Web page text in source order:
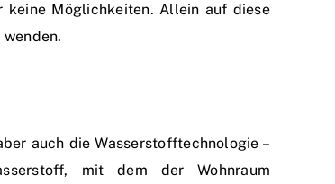
keine Möglichkeiten. Allein auf diese
auch die Wasserstofftechnologie –
mit dem der Wohnraum